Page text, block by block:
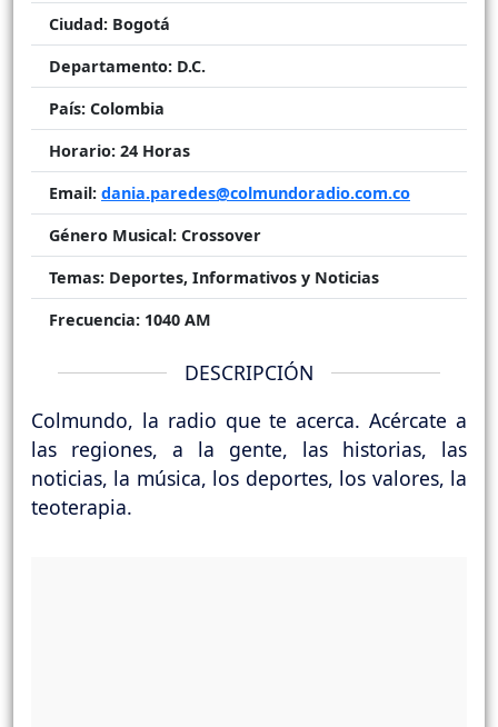
Ciudad: Bogotá
Departamento: D.C.
País: Colombia
Horario: 24 Horas
Email: dania.paredes@colmundoradio.com.co
Género Musical: Crossover
Temas: Deportes, Informativos y Noticias
Frecuencia: 1040 AM
DESCRIPCIÓN
Colmundo, la radio que te acerca. Acércate a
las regiones, a la gente, las historias, las
noticias, la música, los deportes, los valores, la
teoterapia.